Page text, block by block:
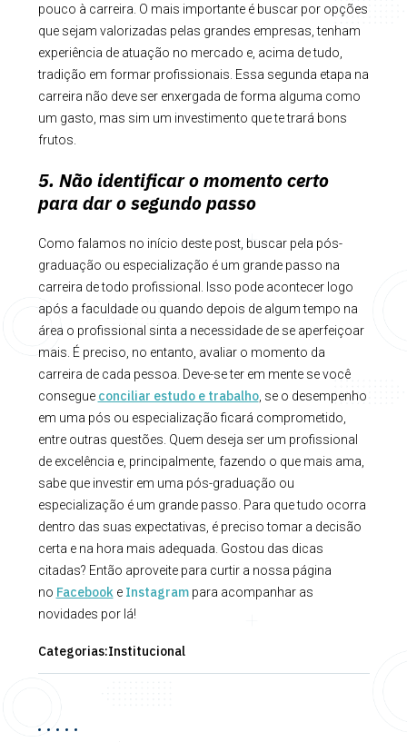
pouco à carreira. O mais importante é buscar por opções
que sejam valorizadas pelas grandes empresas, tenham
experiência de atuação no mercado e, acima de tudo,
tradição em formar profissionais. Essa segunda etapa na
carreira não deve ser enxergada de forma alguma como
um gasto, mas sim um investimento que te trará bons
frutos.
5. Não identificar o momento certo
para dar o segundo passo
Como falamos no início deste post, buscar pela pós-
graduação ou especialização é um grande passo na
carreira de todo profissional. Isso pode acontecer logo
após a faculdade ou quando depois de algum tempo na
área o profissional sinta a necessidade de se aperfeiçoar
mais. É preciso, no entanto, avaliar o momento da
carreira de cada pessoa. Deve-se ter em mente se você
consegue conciliar estudo e trabalho, se o desempenho
em uma pós ou especialização ficará comprometido,
entre outras questões. Quem deseja ser um profissional
de excelência e, principalmente, fazendo o que mais ama,
sabe que investir em uma pós-graduação ou
especialização é um grande passo. Para que tudo ocorra
dentro das suas expectativas, é preciso tomar a decisão
certa e na hora mais adequada. Gostou das dicas
citadas? Então aproveite para curtir a nossa página
no Facebook e Instagrampara acompanhar as
novidades por lá!
Categorias:Institucional